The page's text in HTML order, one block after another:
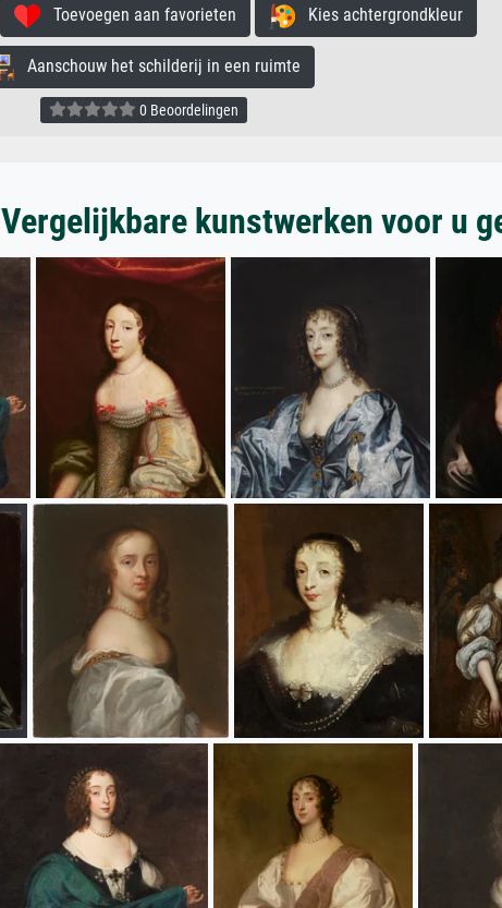
Toevoegen aan favorieten Kies achtergrondkleur
Aanschouw het schilderij in een ruimte
0 Beoordelingen
Vergelijkbare kunstwerken voor u